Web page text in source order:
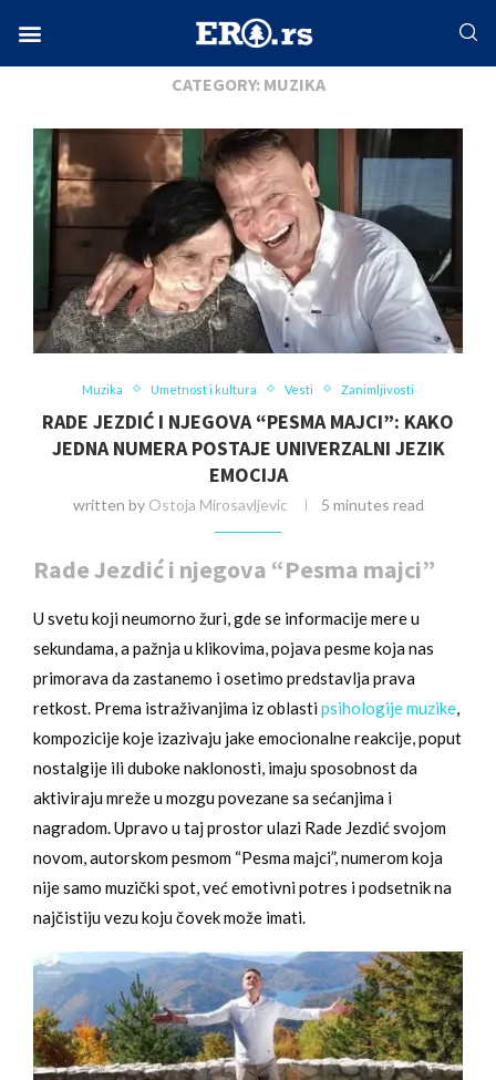
Home Muzika
CATEGORY: MUZIKA
Muzika Umetnost i kultura Vesti Zanimljivosti
RADE JEZDIĆ I NJEGOVA “PESMA MAJCI”: KAKO
JEDNA NUMERA POSTAJE UNIVERZALNI JEZIK
EMOCIJA
written by Ostoja Mirosavljevic 5 minutes read
Rade Jezdić i njegova “Pesma majci”
U svetu koji neumorno žuri, gde se informacije mere u
sekundama, a pažnja u klikovima, pojava pesme koja nas
primorava da zastanemo i osetimo predstavlja prava
retkost. Prema istraživanjima iz oblastipsihologije muzike
kompozicije koje izazivaju jake emocionalne reakcije, poput
nostalgije ili duboke naklonosti, imaju sposobnost da
aktiviraju mreže u mozgu povezane sa sećanjima i
nagradom. Upravo u taj prostor ulazi Rade Jezdić svojom
novom, autorskom pesmom “Pesma majci”, numerom koja
nije samo muzički spot, već emotivni potres i podsetnik na
najčistiju vezu koju čovek može imati.